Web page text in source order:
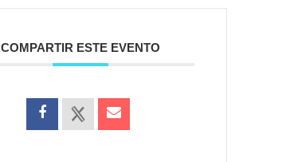
COMPARTIR ESTE EVENTO